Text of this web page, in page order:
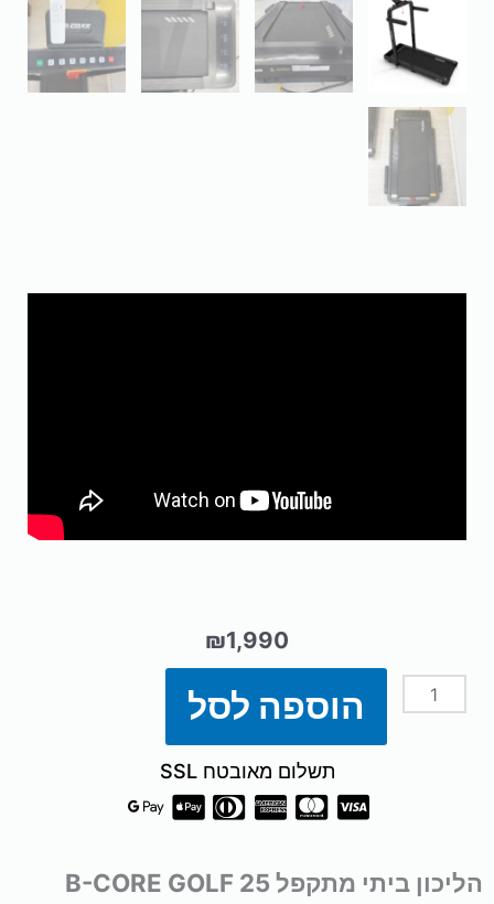
₪1,990
כמות הוספה לסל
תשלום מאובטח SSL
הליכון ביתי מתקפל B-CORE GOLF 25